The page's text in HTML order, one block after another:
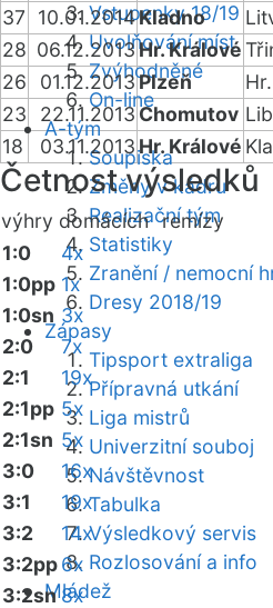
Vstupenky 18/19
Uvolňování míst
Zvýhodněné
On-line
A-tým
Soupiska
Změny v kádru
Realizační tým
Statistiky
Zranění / nemocní
Dresy 2018/19
Zápasy
Tipsport extraliga
Přípravná utkání
Liga mistrů
Univerzitní souboj
Návštěvnost
Tabulka
Výsledkový servis
Rozlosování a info
Mládež
37
10.01.2014Kladno
28 06.12.2013Hr. Králové
26
01.12.2013Plzeň
23
22.11.2013Chomutov
18
03.11.2013Hr. Králové
Četnost výsledků
výhry domácíchremízy
1:0
4x
1:0pp 1x
1:0sn 3x
2:0
7x
2:1
19x
2:1pp 5x
2:1sn 5x
3:0
16x
3:1
19x
3:2
14x
3:2pp6x
3:2sn 8x